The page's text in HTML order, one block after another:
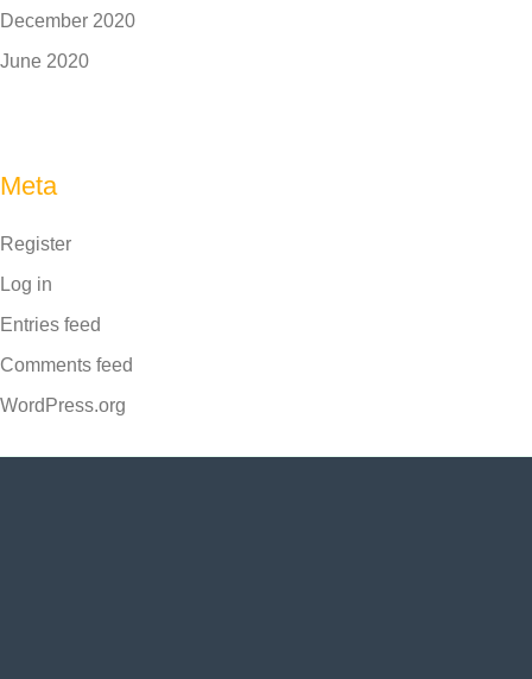
December 2020
June 2020
Meta
Register
Log in
Entries feed
Comments feed
WordPress.org